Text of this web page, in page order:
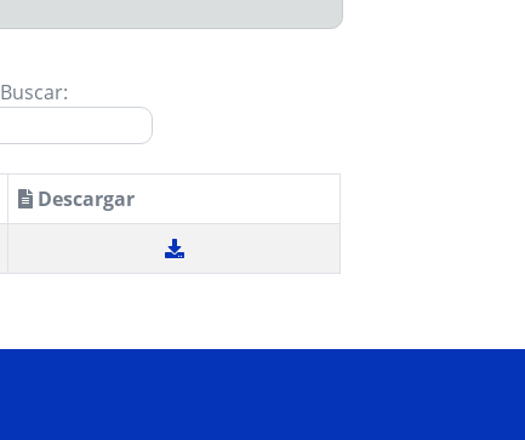
Buscar:
Descargar